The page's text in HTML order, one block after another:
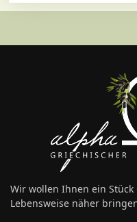
Wir wollen Ihnen ein
Lebensweise näher